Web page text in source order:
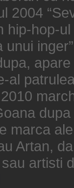
2004
hip-hop-
unui
al
marca
Artan,
artisti